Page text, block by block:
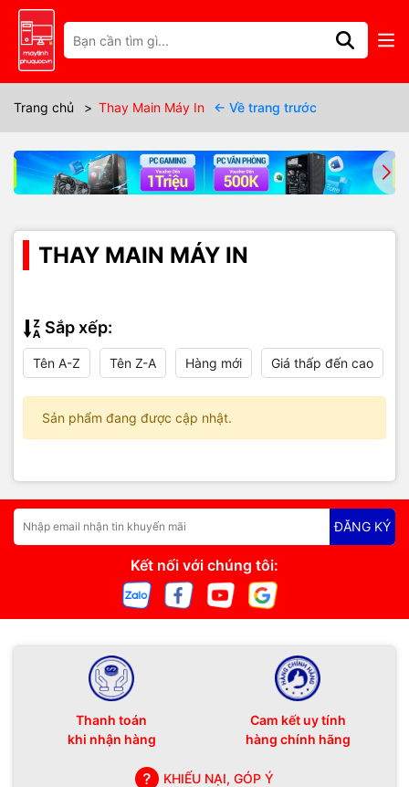
Trang chủ > Thay Main Máy In ← Về trang trước
THAY MAIN MÁY IN
Sắp xếp:
Tên A-Z Tên Z-A Hàng mới Giá thấp đến cao
Sản phẩm đang được cập nhật.
ĐĂNG KÝ
Kết nối với chúng tôi:
Thanh toán
khi nhận hàng
Cam kết uy tính
hàng chính hãng
KHIẾU NẠI, GÓP Ý